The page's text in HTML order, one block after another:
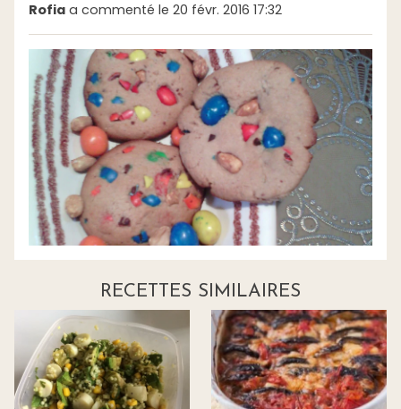
Rofia a commenté le 20 févr. 2016 17:32
RECETTES SIMILAIRES